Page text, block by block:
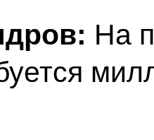
На